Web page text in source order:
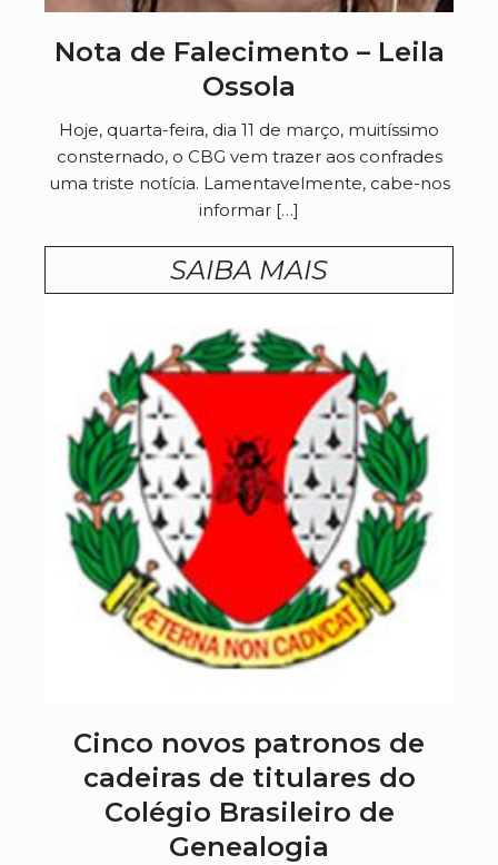
Nota de Falecimento – Leila
Ossola
Hoje, quarta-feira, dia 11 de março, muitíssimo
consternado, o CBG vem trazer aos confrades
uma triste notícia. Lamentavelmente, cabe-nos
informar […]
SAIBA MAIS
Cinco novos patronos de
cadeiras de titulares do
Colégio Brasileiro de
Genealogia